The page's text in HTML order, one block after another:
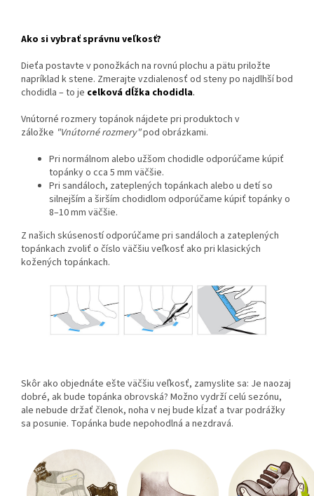
Ako si vybrať správnu veľkosť?
Dieťa postavte v ponožkách na rovnú plochu a pätu priložte
napríklad k stene. Zmerajte vzdialenosť od steny po najdlhší bod
chodidla – to je celková dĺžka chodidla.
Vnútorné rozmery topánok nájdete pri produktoch v
záložke "Vnútorné rozmery"pod obrázkami.
Pri normálnom alebo užšom chodidle odporúčame kúpiť
topánky o cca 5 mm väčšie.
Pri sandáloch, zateplených topánkach alebo u detí so
silnejším a širším chodidlom odporúčame kúpiť topánky o
8–10 mm väčšie.
Z našich skúseností odporúčame pri sandáloch a zateplených
topánkach zvoliť o číslo väčšiu veľkosť ako pri klasických
kožených topánkach.
Skôr ako objednáte ešte väčšiu veľkosť, zamyslite sa: Je naozaj
dobré, ak bude topánka obrovská? Možno vydrží celú sezónu,
ale nebude držať členok, noha v nej bude kĺzať a tvar podrážky
sa posunie. Topánka bude nepohodlná a nezdravá.